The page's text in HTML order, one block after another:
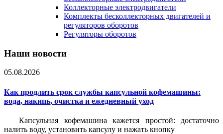
Коллекторные электродвигатели
Комплекты бесколлекторных двигателей и
регуляторов оборотов
Регуляторы оборотов
Наши новости
05.08.2026
Как продлить срок службы капсульной кофемашины:
вода, накипь, очистка и ежедневный уход
Капсульная кофемашина кажется простой: достаточно
налить воду, установить капсулу и нажать кнопку